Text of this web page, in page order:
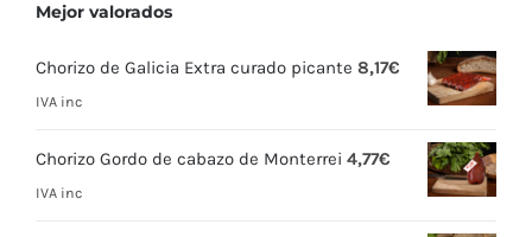
Mejor valorados
Chorizo de Galicia Extra curado picante 8,17€
IVA inc
Chorizo Gordo de cabazo de Monterrei 4,77€
IVA inc